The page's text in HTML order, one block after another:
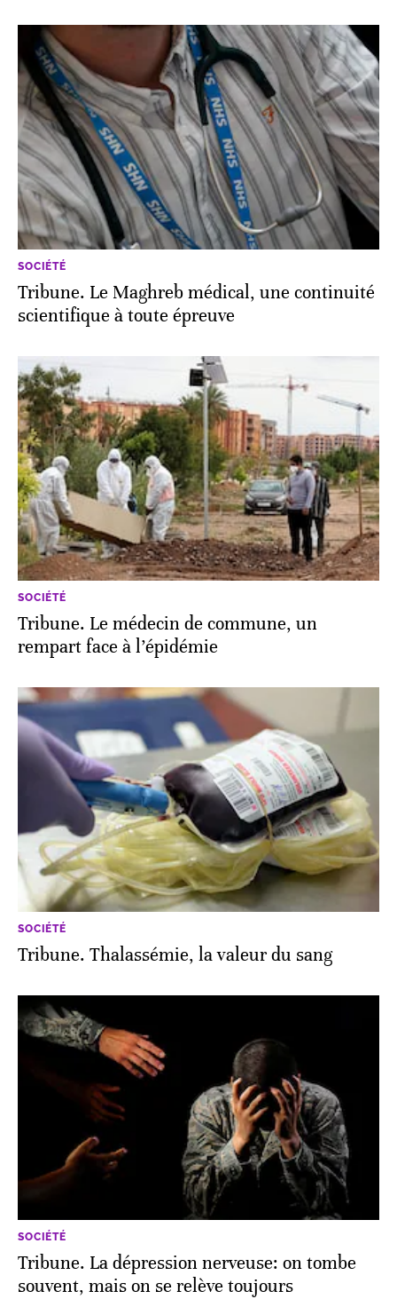
SOCIÉTÉ
Tribune. Le Maghreb médical, une continuité
scientifique à toute épreuve
SOCIÉTÉ
Tribune. Le médecin de commune, un
rempart face à l’épidémie
SOCIÉTÉ
Tribune. Thalassémie, la valeur du sang
SOCIÉTÉ
Tribune. La dépression nerveuse: on tombe
souvent, mais on se relève toujours